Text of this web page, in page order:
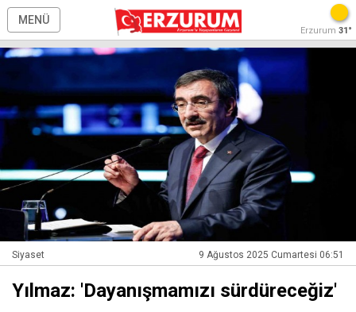
MENÜ
Erzurum 31°
Siyaset 9 Ağustos 2025 Cumartesi 06:51
Yılmaz: 'Dayanışmamızı sürdüreceğiz'